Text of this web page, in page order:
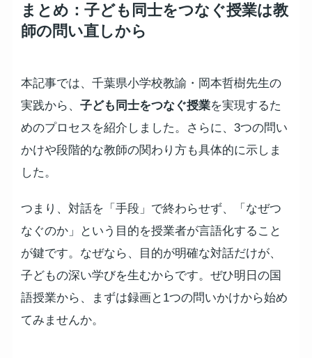
まとめ：子ども同士をつなぐ授業は教
師の問い直しから
本記事では、千葉県小学校教諭・岡本哲樹先生の
実践から、 子ども同士をつなぐ授業を実現するた
めのプロセスを紹介しました。さらに、3つの問い
かけや段階的な教師の関わり方も具体的に示しま
した。
つまり、対話を「手段」で終わらせず、「なぜつ
なぐのか」という目的を授業者が言語化すること
が鍵です。なぜなら、目的が明確な対話だけが、
子どもの深い学びを生むからです。ぜひ明日の国
語授業から、まずは録画と1つの問いかけから始め
てみませんか。